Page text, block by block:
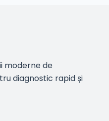
moderne de
diagnostic rapid și